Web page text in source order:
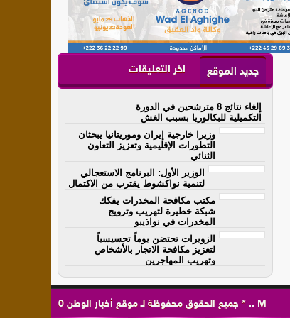
جديد الموقع اخر التعليقات
إلغاء نتائج 8 مترشحين في الدورة
التكميلية للبكالوريا بسبب الغش
وزيرا خارجية إيران وموريتانيا يبحثان
التطورات الإقليمية وتعزيز التعاون
الثنائي
الوزير الأول: البرنامج الاستعجالي
لتنمية نواكشوط يقترب من الاكتمال
مكتب مكافحة المخدرات يفكك
شبكة خطيرة لتهريب وترويج
المخدرات في نواذيبو
الزويرات تحتضن يوماً تحسيسياً
لتعزيز مكافحة الاتجار بالأشخاص
وتهريب المهاجرين
M
..
* جميع الحقوق محفوظة لـموقع أخبار الوطن 0